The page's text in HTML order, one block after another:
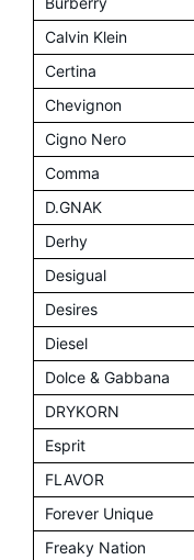
Calvin Klein
Certina
Chevignon
Cigno Nero
Comma
D.GNAK
Derhy
Desigual
Desires
Diesel
Dolce & Gabbana
DRYKORN
Esprit
FLAVOR
Forever Unique
Freaky Nation